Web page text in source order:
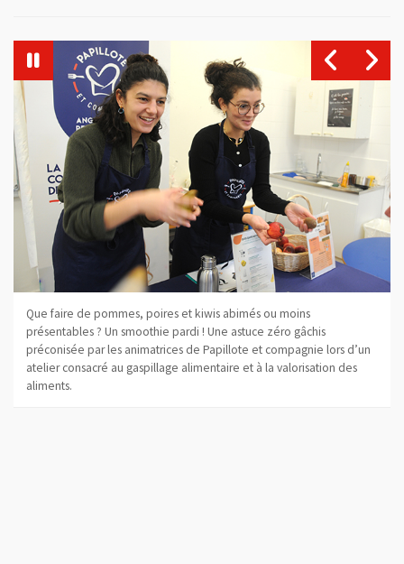
Que faire de pommes, poires et kiwis abimés ou moins
présentables ? Un smoothie pardi ! Une astuce zéro gâchis
préconisée par les animatrices de Papillote et compagnie lors d’un
atelier consacré au gaspillage alimentaire et à la valorisation des
aliments.